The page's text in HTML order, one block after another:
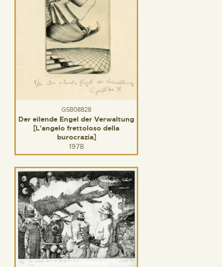
GSB08828
Der eilende Engel der Verwaltung
[L’angelo frettoloso della
burocrazia]
1978